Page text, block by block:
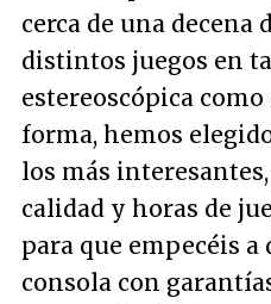
cerca de una decena
distintos juegos en
estereoscópica como
forma, hemos
los más
calidad y horas de
para que empecéis
consola con